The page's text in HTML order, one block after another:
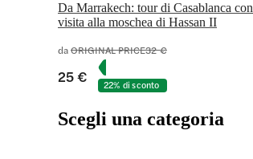
Da Marrakech: tour di Casablanca con
visita alla moschea di Hassan II
daORIGINAL PRICE32 €
25 € 22% di sconto
Scegli una categoria